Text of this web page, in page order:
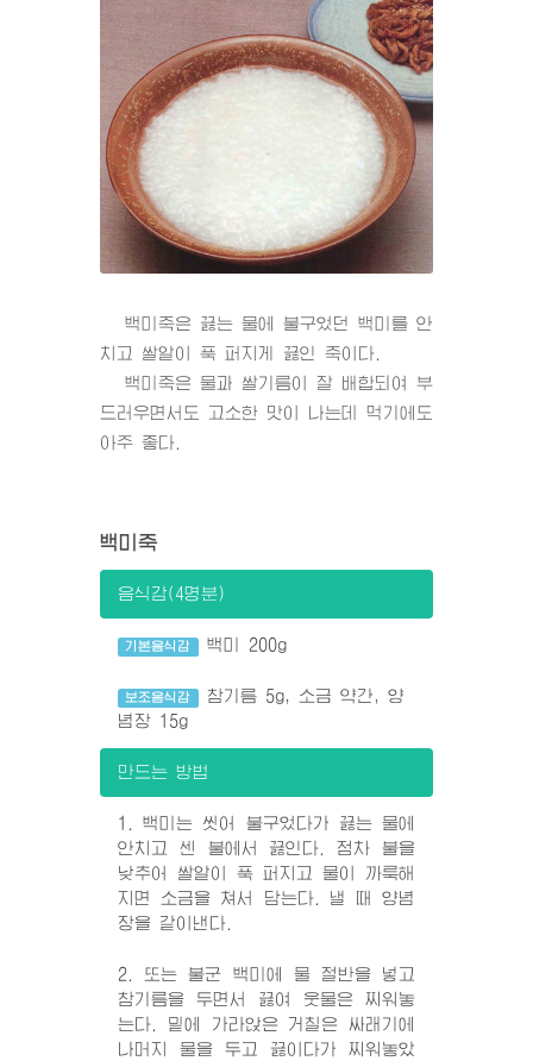
백미죽은 끓는 물에 불구었던 백미를 안
치고 쌀알이 푹 퍼지게 끓인 죽이다.
백미죽은 물과 쌀기름이 잘 배합되여 부
드러우면서도 고소한 맛이 나는데 먹기에도
아주 좋다.
백미죽
음식감(4명분)
기본음식감 백미 200g
보조음식감
참기름 5g, 소금 약간, 양
념장 15g
만드는 방법
1. 백미는 씻어 불구었다가 끓는 물에
안치고 센 불에서 끓인다. 점차 불을
낮추어 쌀알이 푹 퍼지고 물이 까룩해
지면 소금을 쳐서 담는다. 낼 때 양념
장을 같이낸다.
2. 또는 불군 백미에 물 절반을 넣고
참기름을 두면서 끓여 웃물은 찌워놓
는다. 밑에 가라앉은 거칠은 싸래기에
나머지 물을 두고 끓이다가 찌워놓았